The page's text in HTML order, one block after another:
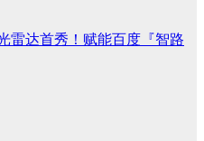
雷达首秀！赋能百度『智路